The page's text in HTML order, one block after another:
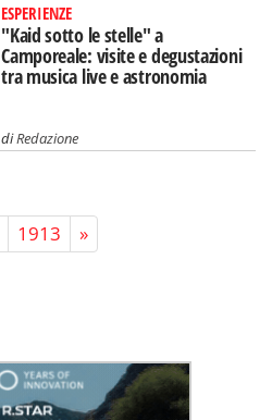
ESPERIENZE
"Kaid sotto le stelle" a
Camporeale: visite e degustazioni
tra musica live e astronomia
diRedazione
1913 »